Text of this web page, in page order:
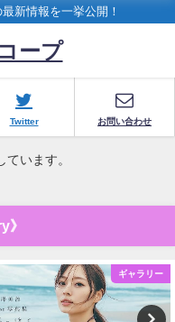
新情報を一挙公開！
ープ
Twitter お問い合わせ
います。
》
ギャラリー